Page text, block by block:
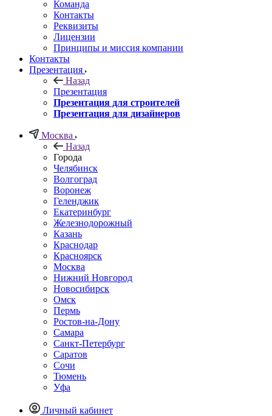
Команда
Контакты
Реквизиты
Лицензии
Принципы и миссия компании
Контакты
Презентация
Назад
Презентация
Презентация для строителей
Презентация для дизайнеров
Москва
Назад
Города
Челябинск
Волгоград
Воронеж
Геленджик
Екатеринбург
Железнодорожный
Казань
Краснодар
Красноярск
Москва
Нижний Новгород
Новосибирск
Омск
Пермь
Ростов-на-Дону
Самара
Санкт-Петербург
Саратов
Сочи
Тюмень
Уфа
Личный кабинет